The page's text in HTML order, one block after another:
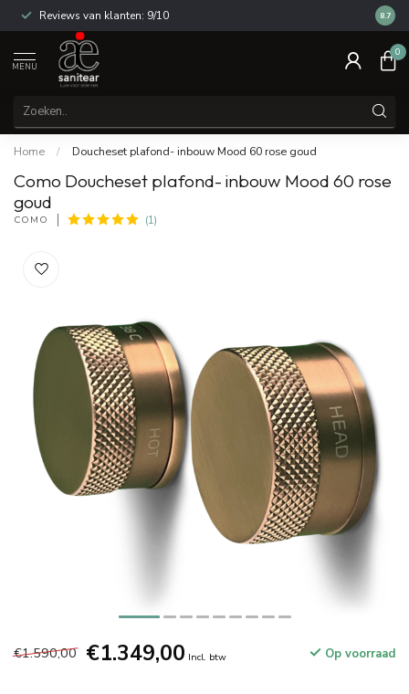
Reviews van klanten: 9/10 14
8.7
MENU
0
Home / Doucheset plafond- inbouw Mood 60 rose goud
Como Doucheset plafond- inbouw Mood 60 rose
goud
COMO (1)
€1.590,00 €1.349,00 Incl. btw Op voorraad